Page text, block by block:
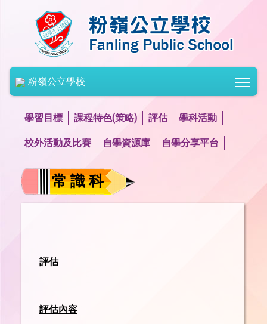
粉嶺公立學校
學習目標 課程特色(策略) 評估 學科活動
校外活動及比賽 自學資源庫 自學分享平台
常 識 科
評估
評估內容